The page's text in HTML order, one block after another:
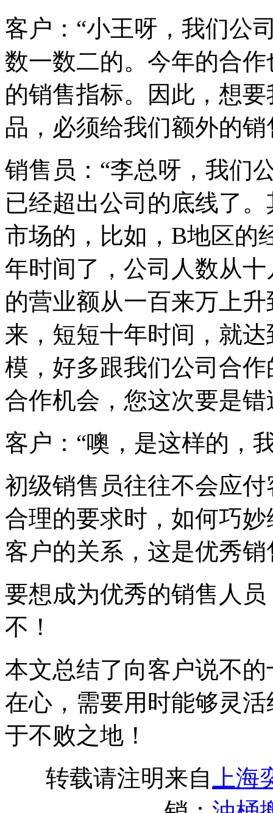
客户：“小王呀，我们公
数一数二的。今年的合
的销售指标。因此，想
品，必须给我们额外的
销售员：“李总呀，我们
已经超出公司的底线了
市场的，比如，B地区的
年时间了，公司人数从
的营业额从一百来万上
来，短短十年时间，就
模，好多跟我们公司合
合作机会，您这次要是
客户：“噢，是这样的，
初级销售员往往不会应
合理的要求时，如何巧
客户的关系，这是优秀
要想成为优秀的销售人
不！
本文总结了向客户说不
在心，需要用时能够灵
于不败之地！
转载请注明来自
上